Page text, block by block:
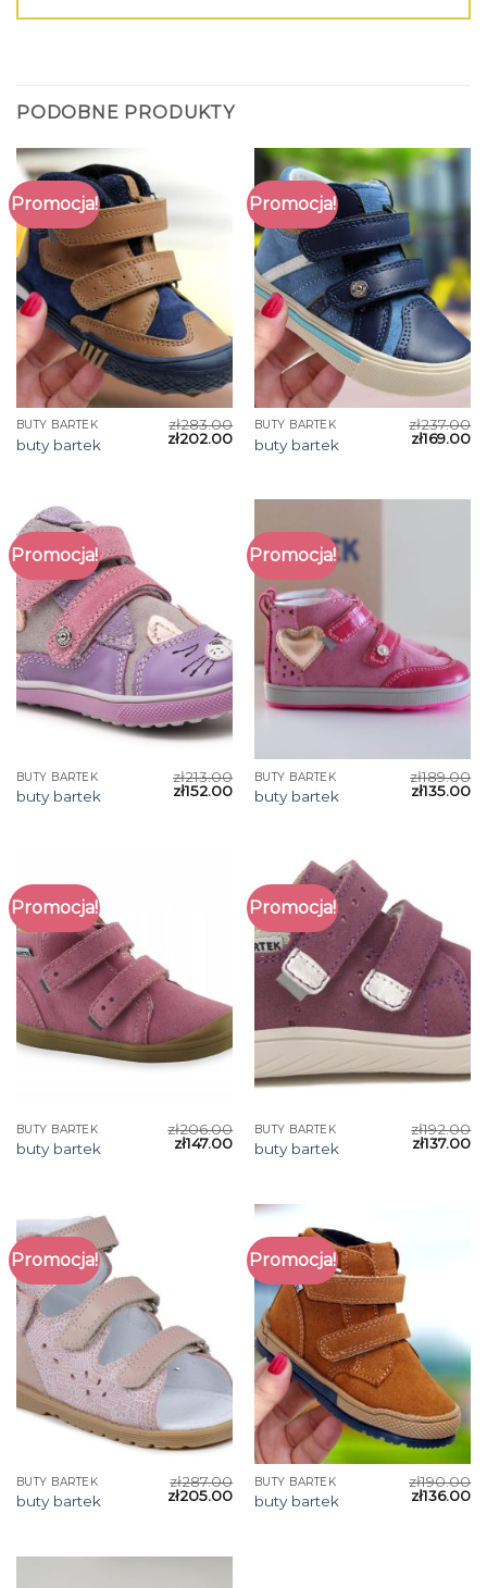
PODOBNE PRODUKTY
Promocja!
BUTY BARTEK
buty bartek
zł283.00
zł202.00
Promocja!
BUTY BARTEK
buty bartek
zł237.00
zł169.00
Promocja!
BUTY BARTEK
buty bartek
zł213.00
zł152.00
Promocja!
BUTY BARTEK
buty bartek
zł189.00
zł135.00
Promocja!
BUTY BARTEK
buty bartek
zł206.00
zł147.00
Promocja!
BUTY BARTEK
buty bartek
zł192.00
zł137.00
Promocja!
BUTY BARTEK
buty bartek
zł287.00
zł205.00
Promocja!
BUTY BARTEK
buty bartek
zł190.00
zł136.00